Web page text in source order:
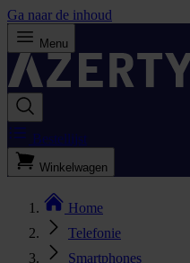
Ga naar de inhoud
Menu
Bestellijst
Winkelwagen
Home
Telefonie
Smartphones